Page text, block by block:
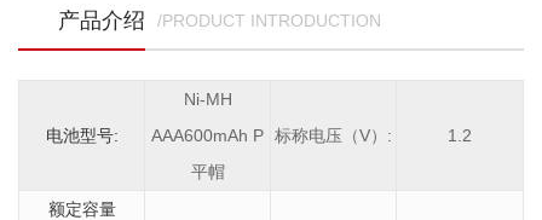
产品介绍 /PRODUCT INTRODUCTION
电池型号:
Ni-MH
AAA600mAh P
平帽
标称电压（V）: 1.2
额定容量